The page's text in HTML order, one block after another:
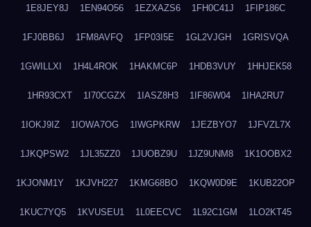
1E8JEY8J 1EN94O56 1EZXAZS6 1FH0C41J 1FIP186C
1FJ0BB6J 1FM8AVFQ 1FP03I5E 1GL2VJGH 1GRISVQA
1GWILLXI 1H4L4ROK 1HAKMC6P 1HDB3VUY 1HHJEK58
1HR93CXT 1I70CGZX 1IASZ8H3 1IF86W04 1IHA2RU7
1IOKJ9IZ 1IOWA7OG 1IWGPKRW 1JEZBYO7 1JFVZL7X
1JKQPSW2 1JL35ZZ0 1JUOBZ9U 1JZ9UNM8 1K1OOBX2
1KJONM1Y 1KJVH227 1KMG68BO 1KQW0D9E 1KUB22OP
1KUC7YQ5 1KVUSEU1 1L0EECVC 1L92C1GM 1LO2KT45